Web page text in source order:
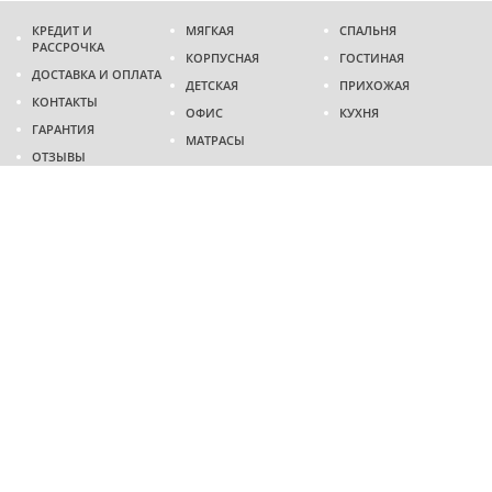
КРЕДИТ И
РАССРОЧКА
ДОСТАВКА И ОПЛАТА
КОНТАКТЫ
ГАРАНТИЯ
ОТЗЫВЫ
МЯГКАЯ
КОРПУСНАЯ
ДЕТСКАЯ
ОФИС
МАТРАСЫ
СПАЛЬНЯ
ГОСТИНАЯ
ПРИХОЖАЯ
КУХНЯ